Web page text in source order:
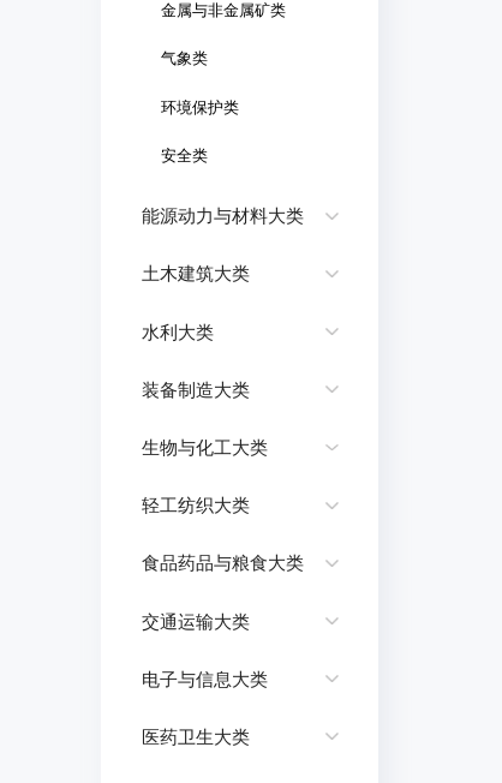
金属与非金属矿类
气象类
环境保护类
安全类
能源动力与材料大类
土木建筑大类
水利大类
装备制造大类
生物与化工大类
轻工纺织大类
食品药品与粮食大类
交通运输大类
电子与信息大类
医药卫生大类